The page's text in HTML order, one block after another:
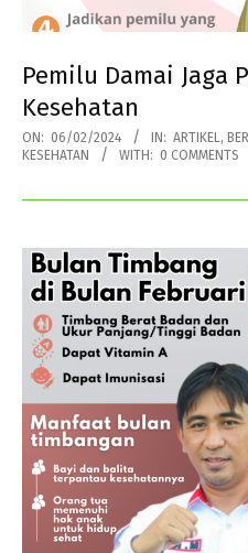
Pemilu Damai Jaga
Kesehatan
2024-
02-
ON: 06/02/2024 IN: ARTIKEL,
KESEHATAN
WITH: 0 COMMENTS